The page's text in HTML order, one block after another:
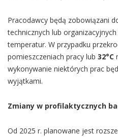
Pracodawcy będą zobowiązani
technicznych lub
temperatur. W przypadku
pomieszczeniach pracy lub 32°C
wykonywanie niektórych prac
wyjątkami.
Zmiany w profilaktycznych
Od 2025 r. planowane jest